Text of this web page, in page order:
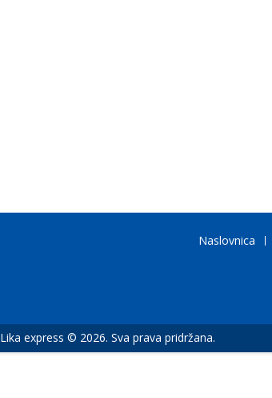
Naslovnica
Lika express © 2026. Sva prava pridržana.